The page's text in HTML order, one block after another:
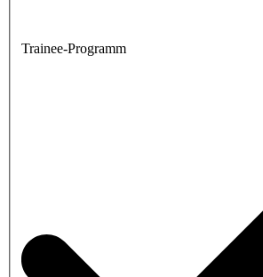
Trainee-Programm